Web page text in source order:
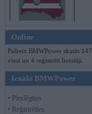
Online
Pašreiz BMWPower skatās 147
viesi un 4 reģistrēti lietotāji.
Ienākt BMWPower
• Pieslēgties
• Reģistrēties